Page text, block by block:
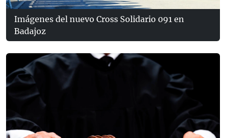
Imágenes del nuevo Cross Solidario 091 en
Badajoz